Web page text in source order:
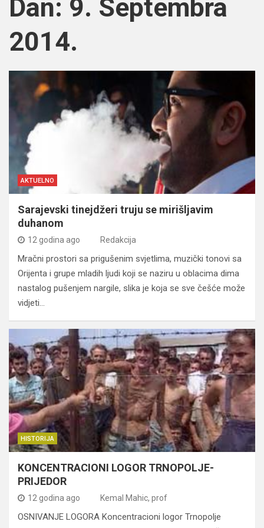
Dan: 9. Septembra
2014.
AKTUELNO
Sarajevski tinejdžeri truju se mirišljavim
duhanom
12 godina ago Redakcija
Mračni prostori sa prigušenim svjetlima, muzički tonovi sa
Orijenta i grupe mladih ljudi koji se naziru u oblacima dima
nastalog pušenjem nargile, slika je koja se sve češće može
vidjeti…
HISTORIJA
KONCENTRACIONI LOGOR TRNOPOLJE-
PRIJEDOR
12 godina ago Kemal Mahic, prof
OSNIVANJE LOGORA Koncentracioni logor Trnopolje